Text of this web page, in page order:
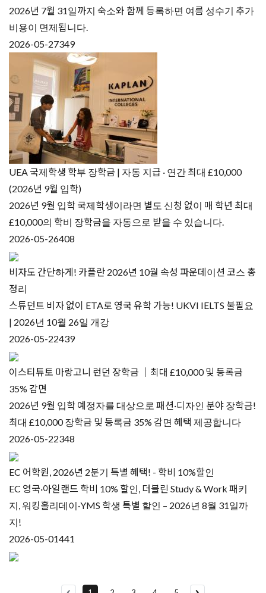
2026년 7월 31일까지 숙소와 함께 등록하면 여름 성수기 추가
비용이 면제됩니다.
2026-05-27349
UEA 국제학생 학부 장학금 | 자동 지급 · 연간 최대 £10,000
(2026년 9월 입학)
2026년 9월 입학 국제학생이라면 별도 신청 없이 매 학년 최대
£10,000의 학비 장학금을 자동으로 받을 수 있습니다.
2026-05-26408
비자도 간단하게! 카플란 2026년 10월 속성 파운데이션 코스 총
정리
스튜던트 비자 없이 ETA로 영국 유학 가능! UKVI IELTS 불필요
| 2026년 10월 26일 개강
2026-05-22439
이스티튜토 마랑고니 런던 장학금 ｜최대 £10,000 및 등록금
35% 감면
2026년 9월 입학 예정자를 대상으로 패션·디자인 분야 장학금!
최대 £10,000 장학금 및 등록금 35% 감면 혜택 제공합니다
2026-05-22348
EC 어학원, 2026년 2분기 특별 혜택! - 학비 10%할인
EC 영국·아일랜드 학비 10% 할인, 더블린 Study & Work 패키
지, 워킹홀리데이·YMS 학생 특별 할인 – 2026년 8월 31일까
지!
2026-05-01441